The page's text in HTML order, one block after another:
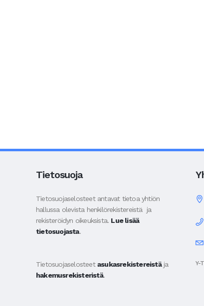
Tietosuoja
Tietosuojaselosteet antavat tietoa yhtiön
hallussa olevista henkilörekistereistä ja
rekisteröidyn oikeuksista. Lue lisää
tietosuojasta.
Tietosuojaselosteetasukasrekistereistäja
hakemusrekisteristä.
Y-